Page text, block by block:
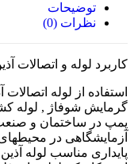
توضیحات
نظرات (0)
کاربرد لوله و اتصالات
استفاده از لوله
گرمایش شوفاژ , لوله
پمپ در ساختمان و
آزمایشگاهی در
پایداری مناسب لوله